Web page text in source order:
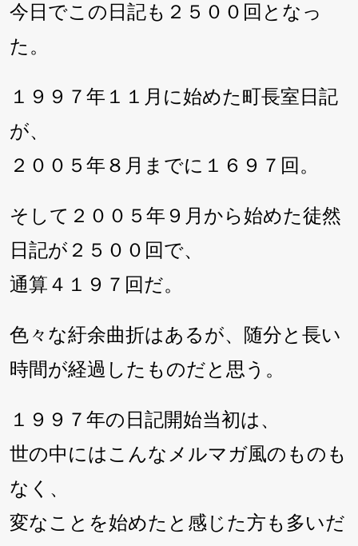
今日でこの日記も２５００回となっ
た。
１９９７年１１月に始めた町長室日記
が、
２００５年８月までに１６９７回。
そして２００５年９月から始めた徒然
日記が２５００回で、
通算４１９７回だ。
色々な紆余曲折はあるが、随分と長い
時間が経過したものだと思う。
１９９７年の日記開始当初は、
世の中にはこんなメルマガ風のものも
なく、
変なことを始めたと感じた方も多いだ